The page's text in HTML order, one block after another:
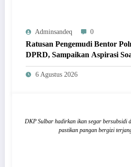
Adminsandeq 0
Ratusan Pengemudi Bentor
DPRD, Sampaikan Aspirasi
Kehadiran Ojol
6 Agustus 2026
DKP Sulbar hadirkan ikan segar bersubsidi
pastikan pangan bergizi